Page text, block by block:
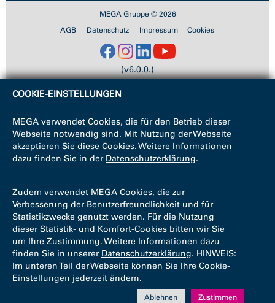
MEGA Gruppe © 2026
AGB
Datenschutz Impressum Cookies
(v6.0.0.)
COOKIE-EINSTELLUNGEN
MEGA verwendet Cookies, die für den Betrieb dieser
Webseite notwendig sind. Mit Nutzung der Webseite
akzeptieren Sie diese Cookies. Weitere Informationen
dazu finden Sie in der Datenschutzerklärung.
Zudem verwendet MEGA Cookies, die zur
Verbesserung der Benutzerfreundlichkeit und für
Statistikzwecke genutzt werden. Für die Nutzung
dieser Statistik- und Komfort-Cookies bitten wir Sie
um Ihre Zustimmung. Weitere Informationen dazu
finden Sie in unserer Datenschutzerklärung. HINWEIS:
Im unteren Teil der Webseite können Sie Ihre Cookie-
Einstellungen jederzeit ändern.
Zustimmen
Ablehnen